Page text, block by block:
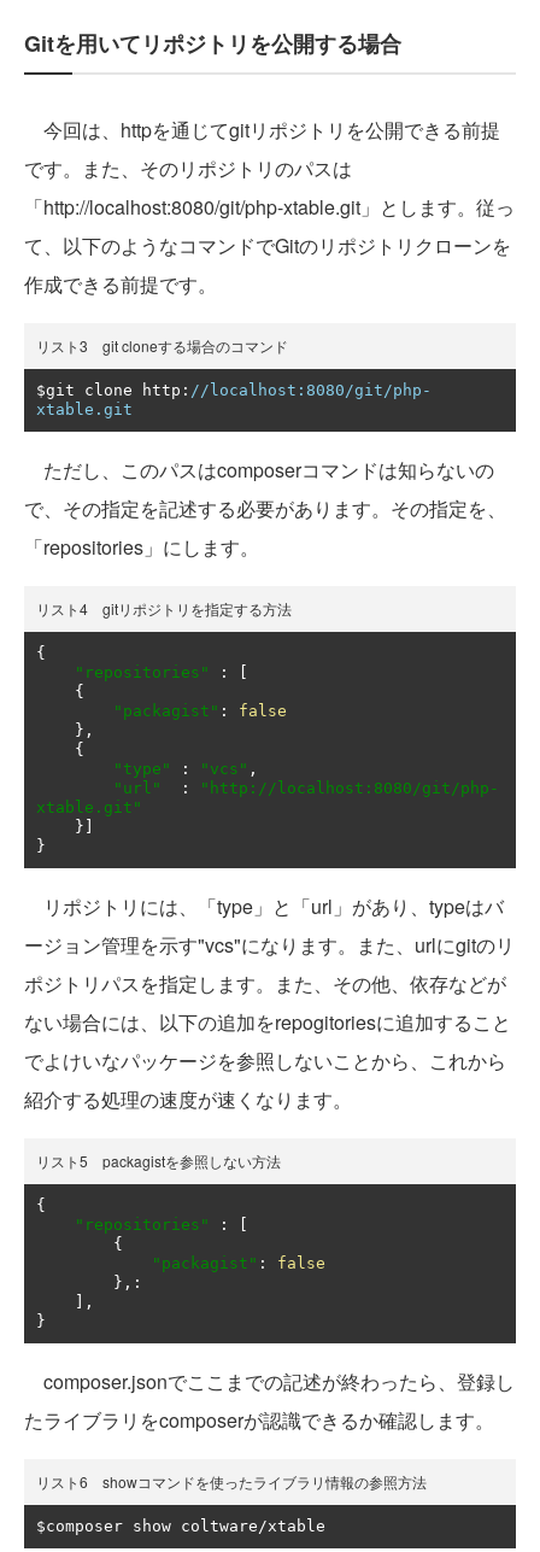
Gitを用いてリポジトリを公開する場合
今回は、httpを通じてgitリポジトリを公開できる前提
です。また、そのリポジトリのパスは
「http://localhost:8080/git/php-xtable.git」とします。従っ
て、以下のようなコマンドでGitのリポジトリクローンを
作成できる前提です。
リスト3 git cloneする場合のコマンド
$git clone http : //localhost:8080/git/php-
xtable.git
ただし、このパスはcomposerコマンドは知らないの
で、その指定を記述する必要があります。その指定を、
「repositories」にします。
リスト4 gitリポジトリを指定する方法
{
"repositories"
:
{
"packagist" :
false
},
{
"type"
: "vcs" ,
"url"
:
"http://localhost:8080/git/php-
xtable.git"
}]
}
リポジトリには、「type」と「url」があり、typeはバ
ージョン管理を示す"vcs"になります。また、urlにgitのリ
ポジトリパスを指定します。また、その他、依存などが
ない場合には、以下の追加をrepogitoriesに追加すること
でよけいなパッケージを参照しないことから、これから
紹介する処理の速度が速くなります。
リスト5 packagistを参照しない方法
{
"repositories"
:
{
"packagist" :
false
},:
],
}
composer.jsonでここまでの記述が終わったら、登録し
たライブラリをcomposerが認識できるか確認します。
リスト6 showコマンドを使ったライブラリ情報の参照方法
$composer show coltware/xtable